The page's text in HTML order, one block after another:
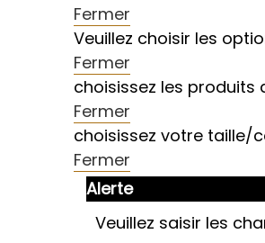
Fermer
Veuillez choisir les
Fermer
choisissez les produits
Fermer
choisissez votre taille/
Fermer
Alerte
Veuillez saisir les